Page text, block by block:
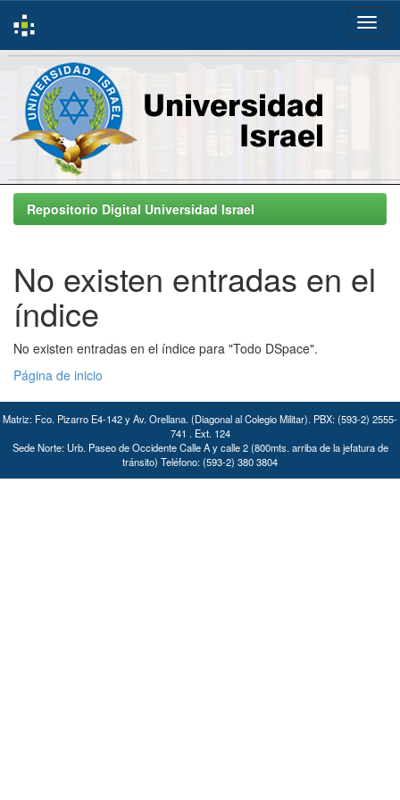
Skip
navigationRepositorio Digital Universidad Israel
No existen entradas en el
índice
No existen entradas en el índice para "Todo DSpace".
Página de inicio
Matriz: Fco. Pizarro E4-142 y Av. Orellana. (Diagonal al Colegio Militar). PBX: (593-2) 2555-
741 . Ext. 124
Sede Norte: Urb. Paseo de Occidente Calle A y calle 2 (800mts. arriba de la jefatura de
tránsito) Teléfono: (593-2) 380 3804